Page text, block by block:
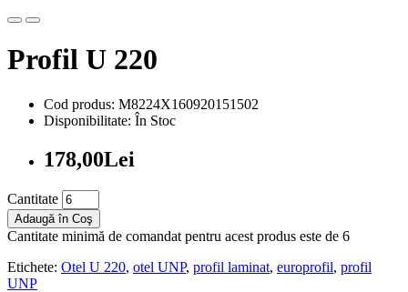
Profil U 220
Cod produs: M8224X160920151502
Disponibilitate: În Stoc
178,00Lei
Cantitate
Adaugă în Coş
Cantitate minimă de comandat pentru acest produs este de 6
Etichete: Otel U 220, otel UNP, profil laminat, europrofil, profil
UNP